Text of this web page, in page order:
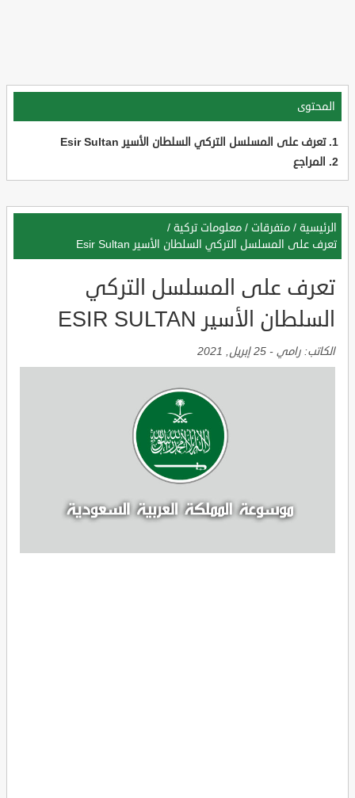
المحتوى
تعرف على المسلسل التركي السلطان الأسير Esir Sultan
المراجع
الرئيسية / متفرقات / معلومات تركية /
تعرف على المسلسل التركي السلطان الأسير Esir Sultan
تعرف على المسلسل التركي
السلطان الأسير ESIR SULTAN
الكاتب: رامي - 25 إبريل, 2021